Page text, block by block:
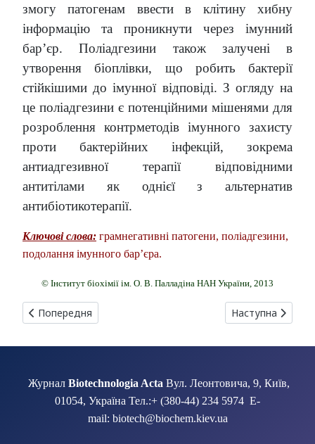
змогу патогенам ввести в клітину хибну
інформацію та проникнути через імунний
бар’єр. Поліадгезини також залучені в
утворення біоплівки, що робить бактерії
стійкішими до імунної відповіді. З огляду на
це поліадгезини є потенційними мішенями для
розроблення контрметодів імунного захисту
проти бактерійних інфекцій, зокрема
антиадгезивної терапії відповідними
антитілами як однієї з альтернатив
антибіотикотерапії.
Ключові слова: грамнегативні патогени, поліадгезини,
подолання імунного бар’єра.
© Інститут біохімії ім. О. В. Палладіна НАН України, 2013
Попередня стаття: ДЕГРАДУВАННЯ АНТРОПОГЕННИХ
Попередня Наступна
Наступна
Журнал Biotechnologia Acta Вул. Леонтовича, 9, Київ,
01054, Україна Тел.:+ (380-44) 234 5974 E-
mail: biotech@biochem.kiev.ua